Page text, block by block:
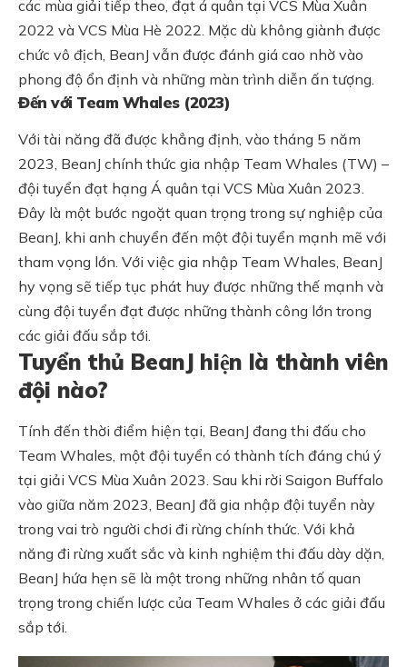
các mùa giải tiếp theo, đạt á quân tại VCS Mùa Xuân
2022 và VCS Mùa Hè 2022. Mặc dù không giành được
chức vô địch, BeanJ vẫn được đánh giá cao nhờ vào
phong độ ổn định và những màn trình diễn ấn tượng.
Đến với Team Whales (2023)
Với tài năng đã được khẳng định, vào tháng 5 năm
2023, BeanJ chính thức gia nhập Team Whales (TW) –
đội tuyển đạt hạng Á quân tại VCS Mùa Xuân 2023.
Đây là một bước ngoặt quan trọng trong sự nghiệp của
BeanJ, khi anh chuyển đến một đội tuyển mạnh mẽ với
tham vọng lớn. Với việc gia nhập Team Whales, BeanJ
hy vọng sẽ tiếp tục phát huy được những thế mạnh và
cùng đội tuyển đạt được những thành công lớn trong
các giải đấu sắp tới.
Tuyển thủ BeanJ hiện là thành viên
đội nào?
Tính đến thời điểm hiện tại, BeanJ đang thi đấu cho
Team Whales, một đội tuyển có thành tích đáng chú ý
tại giải VCS Mùa Xuân 2023. Sau khi rời Saigon Buffalo
vào giữa năm 2023, BeanJ đã gia nhập đội tuyển này
trong vai trò người chơi đi rừng chính thức. Với khả
năng đi rừng xuất sắc và kinh nghiệm thi đấu dày dặn,
BeanJ hứa hẹn sẽ là một trong những nhân tố quan
trọng trong chiến lược của Team Whales ở các giải đấu
sắp tới.